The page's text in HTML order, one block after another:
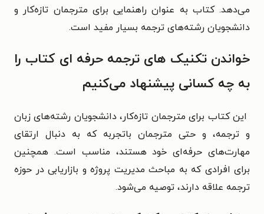
می‌دهد. کتاب به عنوان راهنمایی برای مترجمان تازه‌کار و
دانشجویان رشته‌های ترجمه بسیار مفید است.
خواندن تکنیک های ترجمه حرفه ای کتاب را
به چه کسانی پیشنهاد می‌کنیم
این کتاب برای مترجمان تازه‌کار، دانشجویان رشته‌های زبان
و ترجمه، و حتی مترجمان باتجربه که به دنبال ارتقای
مهارت‌های حرفه‌ای خود هستند، مناسب است. همچنین
برای افرادی که به مباحث مدیریت پروژه و بازاریابی در حوزه
ترجمه علاقه دارند، توصیه می‌شود.